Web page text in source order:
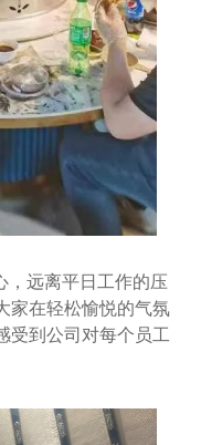
，远离平日工作的压
家在轻松愉悦的气氛
受到公司对每个员工